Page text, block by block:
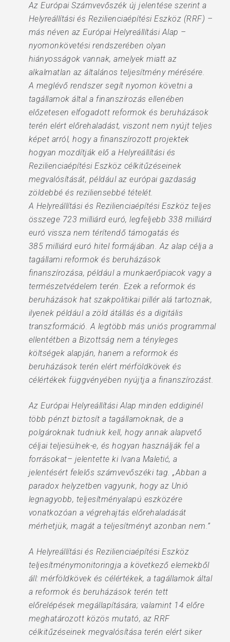
Az Európai Számvevőszék új jelentése szerint a
Helyreállítási és Rezilienciaépítési Eszköz (RRF) –
más néven az Európai Helyreállítási Alap –
nyomonkövetési rendszerében olyan
hiányosságok vannak, amelyek miatt az
alkalmatlan az általános teljesítmény mérésére.
A meglévő rendszer segít nyomon követni a
tagállamok által a finanszírozás ellenében
előzetesen elfogadott reformok és beruházások
terén elért előrehaladást, viszont nem nyújt teljes
képet arról, hogy a finanszírozott projektek
hogyan mozdítják elő a Helyreállítási és
Rezilienciaépítési Eszköz célkitűzéseinek
megvalósítását, például az európai gazdaság
zöldebbé és reziliensebbé tételét.
A Helyreállítási és Rezilienciaépítési Eszköz teljes
összege 723 milliárd euró, legfeljebb 338 milliárd
euró vissza nem térítendő támogatás és
385 milliárd euró hitel formájában. Az alap célja a
tagállami reformok és beruházások
finanszírozása, például a munkaerőpiacok vagy a
természetvédelem terén. Ezek a reformok és
beruházások hat szakpolitikai pillér alá tartoznak,
ilyenek például a zöld átállás és a digitális
transzformáció. A legtöbb más uniós programmal
ellentétben a Bizottság nem a tényleges
költségek alapján, hanem a reformok és
beruházások terén elért mérföldkövek és
célértékek függvényében nyújtja a finanszírozást.
Az Európai Helyreállítási Alap minden eddiginél
több pénzt biztosít a tagállamoknak, de a
polgároknak tudniuk kell, hogy annak alapvető
céljai teljesülnek-e, és hogyan használják fel a
forrásokat– jelentette ki Ivana Maletić, a
jelentésért felelős számvevőszéki tag. „Abban a
paradox helyzetben vagyunk, hogy az Unió
legnagyobb, teljesítményalapú eszközére
vonatkozóan a végrehajtás előrehaladását
mérhetjük, magát a teljesítményt azonban nem.”
A Helyreállítási és Rezilienciaépítési Eszköz
teljesítménymonitoringja a következő elemekből
áll: mérföldkövek és célértékek, a tagállamok által
a reformok és beruházások terén tett
előrelépések megállapítására; valamint 14 előre
meghatározott közös mutató, az RRF
célkitűzéseinek megvalósítása terén elért siker